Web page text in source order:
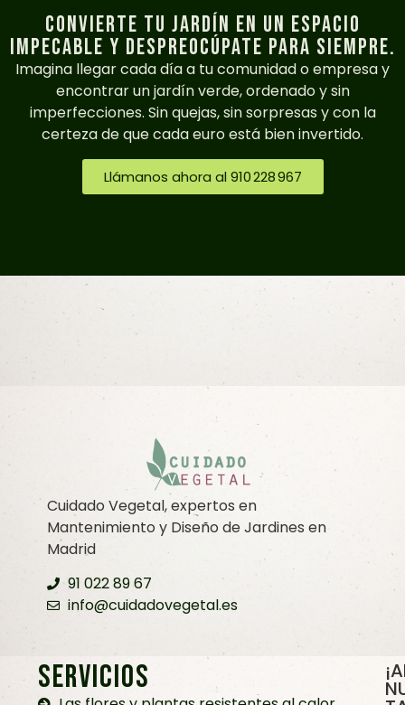
Convierte tu jardín en un espacio
impecable y despreocúpate para siempre.
Imagina llegar cada día a tu comunidad o empresa y
encontrar un jardín verde, ordenado y sin
imperfecciones. Sin quejas, sin sorpresas y con la
certeza de que cada euro está bien invertido.
Llámanos ahora al 910 228 967
Cuidado Vegetal, expertos en
Mantenimiento y Diseño de Jardines en
Madrid
91 022 89 67
info@cuidadovegetal.es
SERVICIOS